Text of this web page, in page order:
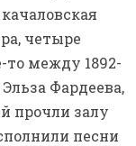
четыре
то между 1892-
Фардеева,
прочли залу
песни